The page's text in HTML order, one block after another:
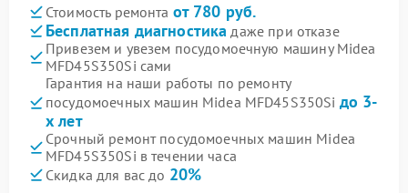
Стоимость ремонта от 780 руб.
Бесплатная диагностика даже при отказе
Привезем и увезем посудомоечную машину Midea
MFD45S350Si сами
Гарантия на наши работы по ремонту
посудомоечных машин Midea MFD45S350Si до 3-
х лет
Срочный ремонт посудомоечных машин Midea
MFD45S350Si в течении часа
Скидка для вас до 20%